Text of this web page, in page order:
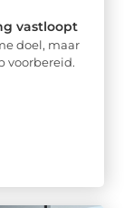
vastloopt
doel, maar
voorbereid.